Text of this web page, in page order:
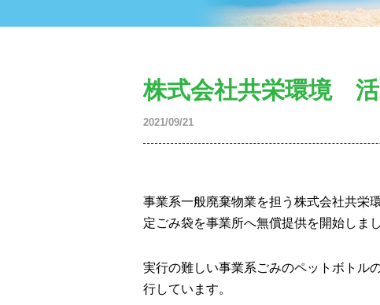
株式会社共栄環境
2021/09/21
事業系一般廃棄物業を担う株式会社共栄
定ごみ袋を事業所へ無償提供を開始しまし
実行の難しい事業系ごみのペットボトル
行しています。